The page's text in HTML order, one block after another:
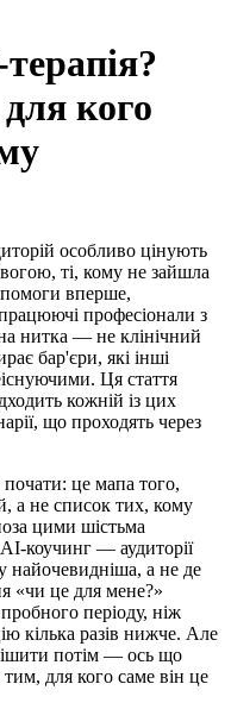
кого
особливо цінують
ті, кому не зайшла
вперше,
професіонали з
нитка — не клінічний
бар'єри, які інші
Ця стаття
кожній із цих
що проходять через
це мапа того,
а не список тих, кому
цими шістьма
коучинг — аудиторії
найочевидніша, а не де
«чи це для мене?»
періоду, ніж
кілька разів нижче. Але
потім — ось що
для кого саме він це